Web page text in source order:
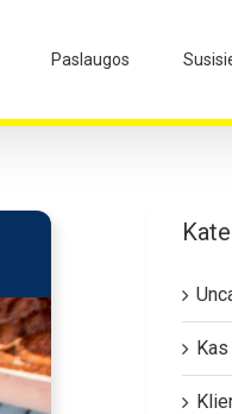
Paslaugos